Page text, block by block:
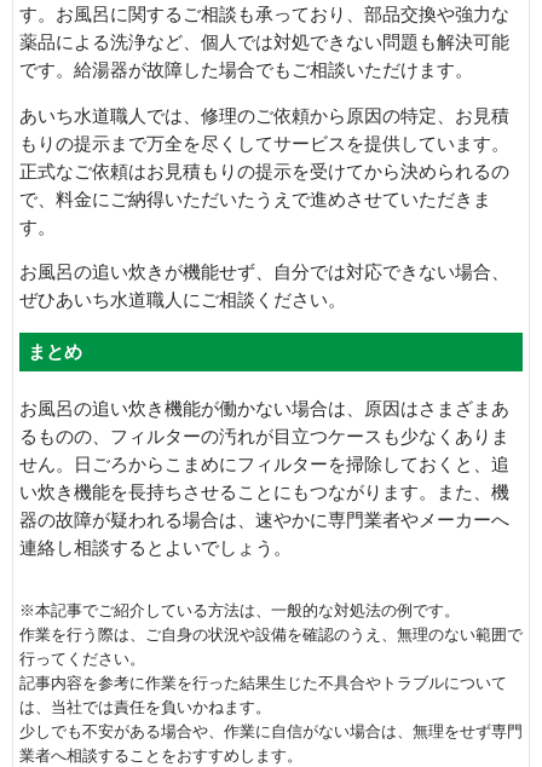
す。お風呂に関するご相談も承っており、部品交換や強力な
薬品による洗浄など、個人では対処できない問題も解決可能
です。給湯器が故障した場合でもご相談いただけます。
あいち水道職人では、修理のご依頼から原因の特定、お見積
もりの提示まで万全を尽くしてサービスを提供しています。
正式なご依頼はお見積もりの提示を受けてから決められるの
で、料金にご納得いただいたうえで進めさせていただきま
す。
お風呂の追い炊きが機能せず、自分では対応できない場合、
ぜひあいち水道職人にご相談ください。
まとめ
お風呂の追い炊き機能が働かない場合は、原因はさまざまあ
るものの、フィルターの汚れが目立つケースも少なくありま
せん。日ごろからこまめにフィルターを掃除しておくと、追
い炊き機能を長持ちさせることにもつながります。また、機
器の故障が疑われる場合は、速やかに専門業者やメーカーへ
連絡し相談するとよいでしょう。
※本記事でご紹介している方法は、一般的な対処法の例です。
作業を行う際は、ご自身の状況や設備を確認のうえ、無理のない範囲で
行ってください。
記事内容を参考に作業を行った結果生じた不具合やトラブルについて
は、当社では責任を負いかねます。
少しでも不安がある場合や、作業に自信がない場合は、無理をせず専門
業者へ相談することをおすすめします。